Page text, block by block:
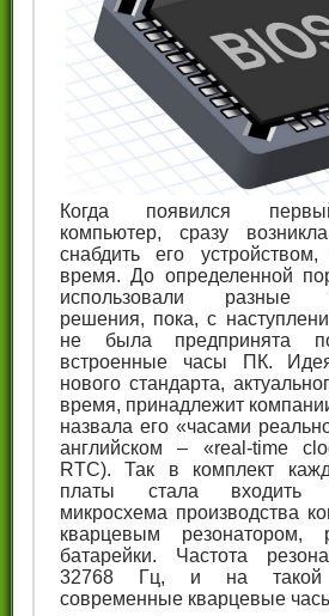
Когда появился
компьютер, сразу
снабдить его
время. До определенной
использовали разные
решения, пока, с
не была предпринята
встроенные часы ПК.
нового стандарта,
время, принадлежит
назвала его «часами
английском – «real-time
RTC). Так в комплект
платы стала входить
микросхема производства
кварцевым резонатором,
батарейки. Частота
32768 Гц, и на такой
современные кварцевые